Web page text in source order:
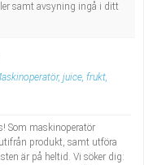
samt avsyning ingå i ditt
juice, frukt,
Som maskinoperatör
produkt, samt utföra
är på heltid. Vi söker dig: